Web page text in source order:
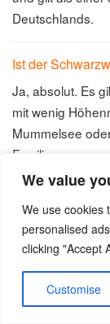
We value
We use cookies
personalised
clicking "Accept
Customise
Deutschlands.
Ist der
Ja, absolut. Es
mit wenig
Mummelsee
Familien.
Schwarzwald?
Komoot und
Bewertungen.
zusätzlich eine